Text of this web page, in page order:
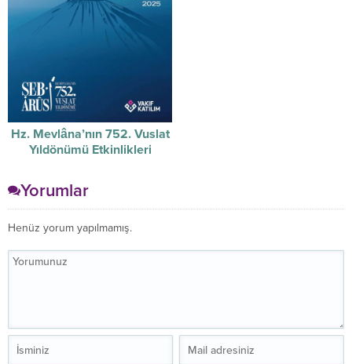
Hz. Mevlâna’nın 752. Vuslat
Yıldönümü Etkinlikleri
Yorumlar
Henüz yorum yapılmamış.